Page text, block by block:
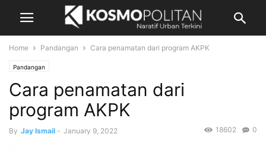
Home Pandangan Cara penamatan dari program AKPK
Pandangan
Cara penamatan dari
program AKPK
By Jay Ismail - January 9, 2022 0
18602